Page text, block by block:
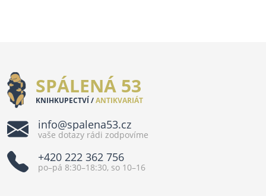
SPÁLENÁ 53
KNIHKUPECTVÍ /ANTIKVARIÁT
info@spalena53.cz
vaše dotazy rádi zodpovíme
+420 222 362 756
po–pá 8:30–18:30, so 10–16